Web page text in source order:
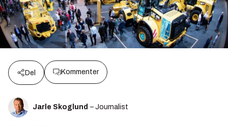
Del Kommenter
Jarle Skoglund – Journalist